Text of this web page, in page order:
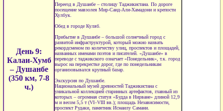
День 9:
Калаи-Хумб
– Душанбе
(350 км, 7-8
ч.)
Переезд в Душанбе – столицу Таджикистана. По дороге
посещение мавзолея Мир-Саид-Али-Хамадони и крепости
Хулбук.
Обед в городе Куляб.
Прибытие в Душанбе – большой солнечный город с
развитой инфраструктурой, который можно назвать
рекордсменом по количеству улиц, проспектов и площадей,
названных именами поэтов и писателей. «Душанбе» в
переводе с таджикского означает «Понедельник», т.к. город
вырос на перекрестке дорог, где по понедельникам
организовывался крупный базар.
Экскурсия по Душанбе.
Национальный музей древностей Таджикистана с
уникальной коллекцией старинных артефактов, главный из
которых – огромная статуя «Будда в Нирване» длиной 12,9
м и весом 5,5 т (VI–VIII вв.); площадь Независимости,
проспект Рудаки, памятник Исмаилу Самани.